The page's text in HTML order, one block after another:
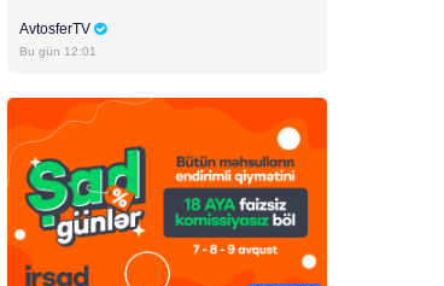
AvtosferTV
Bu gün 12:01